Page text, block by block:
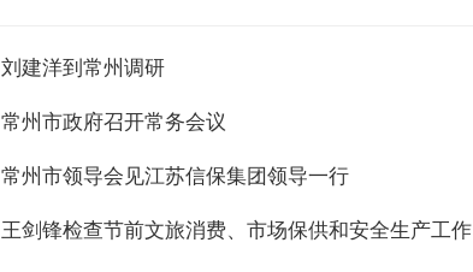
刘建洋到常州调研
常州市政府召开常务会议
常州市领导会见江苏信保集团领导一行
王剑锋检查节前文旅消费、市场保供和安全生产工作